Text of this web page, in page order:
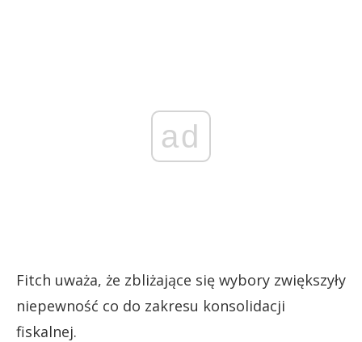
ad
Fitch uważa, że zbliżające się wybory zwiększyły
niepewność co do zakresu konsolidacji
fiskalnej.